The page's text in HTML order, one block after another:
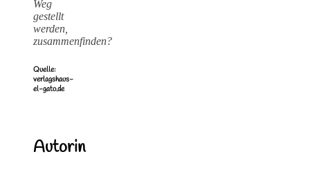
Weg
gestellt
werden,
zusammenfinden?
Quelle:
verlagshaus-
el-gato.de
Autorin